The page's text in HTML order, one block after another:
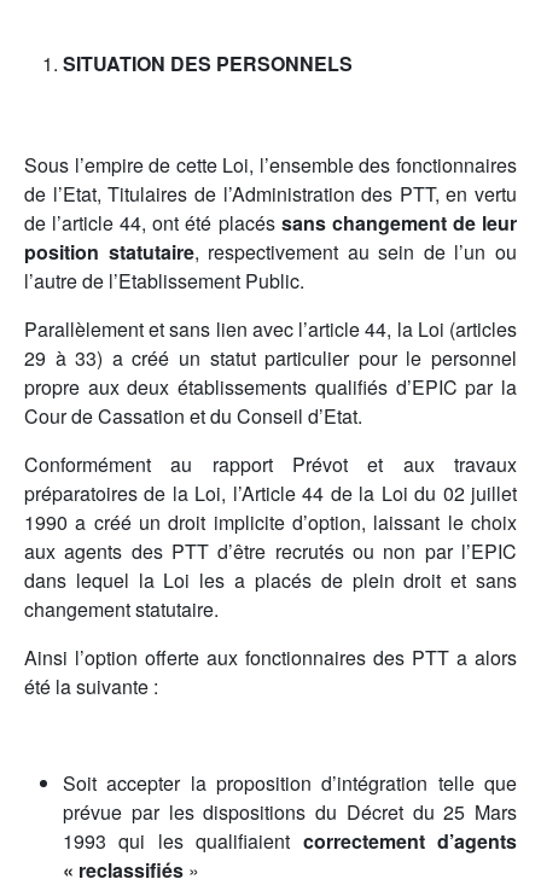
SITUATION DES PERSONNELS
Sous l’empire de cette Loi, l’ensemble des fonctionnaires
de l’Etat, Titulaires de l’Administration des PTT, en vertu
de l’article 44, ont été placéssans changement de leur
position statutaire, respectivement au sein de l’un ou
l’autre de l’Etablissement Public.
Parallèlement et sans lien avec l’article 44, la Loi (articles
29 à 33) a créé un statut particulier pour le personnel
propre aux deux établissements qualifiés d’EPIC par la
Cour de Cassation et du Conseil d’Etat.
Conformément au rapport Prévot et aux travaux
préparatoires de la Loi, l’Article 44 de la Loi du 02 juillet
1990 a créé un droit implicite d’option, laissant le choix
aux agents des PTT d’être recrutés ou non par l’EPIC
dans lequel la Loi les a placés de plein droit et sans
changement statutaire.
Ainsi l’option offerte aux fonctionnaires des PTT a alors
été la suivante :
Soit accepter la proposition d’intégration telle que
prévue par les dispositions du Décret du 25 Mars
1993 qui les qualifiaient correctement d’agents
« reclassifiés »